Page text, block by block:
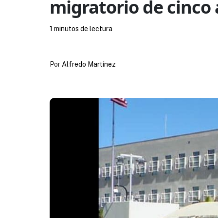
migratorio de cinco
Por Alfredo Martínez
1 minutos de lectura